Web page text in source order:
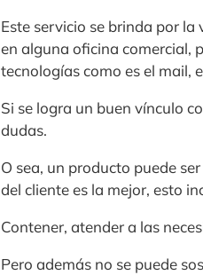
Este servicio se brinda por
en alguna oficina comercial,
tecnologías como es el mail,
Si se logra un buen vínculo
dudas.
O sea, un producto puede
del cliente es la mejor, esto
Contener, atender a las
Pero además no se puede